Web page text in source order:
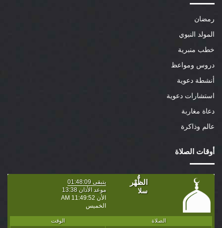
رمضان
المولد النبوي
خطب منبرية
دروس ومواعظ
أنشطة دعوية
استشارات دعوية
دعاة مغاربة
عالم وذاكرة
أوقات الصلاة